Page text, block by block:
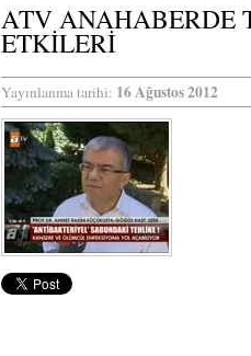
ATV ANAHABERDE
ETKİLERİ
Yayınlanma tarihi: 16 Ağustos 2012